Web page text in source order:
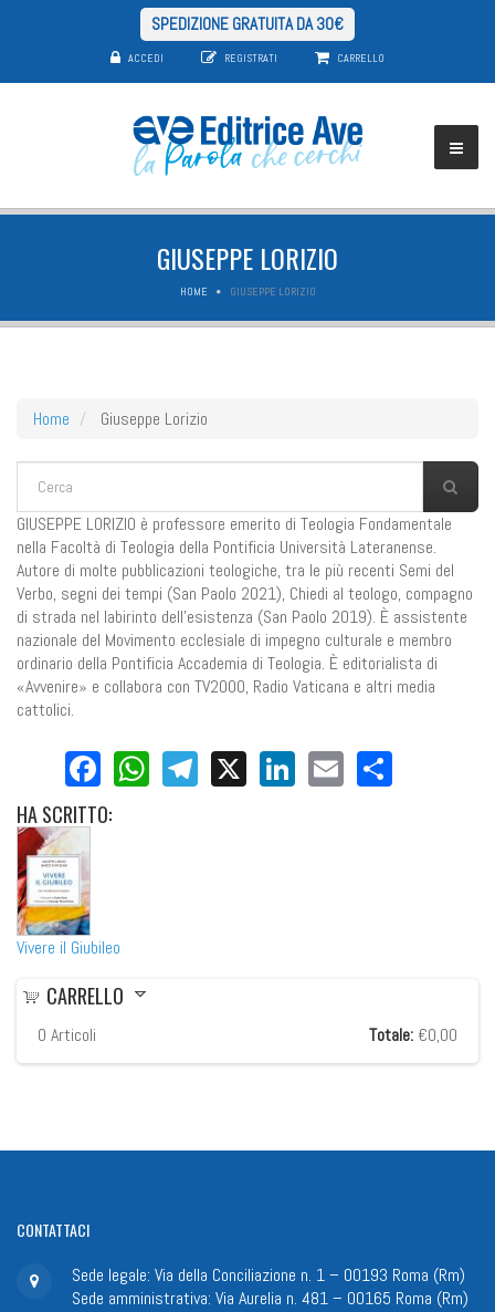
SPEDIZIONE GRATUITA DA 30€
ACCEDI REGISTRATI CARRELLO
GIUSEPPE LORIZIO
HOME GIUSEPPE LORIZIO
Home Giuseppe Lorizio
FORM DI RICERCA
GIUSEPPE LORIZIO è professore emerito di Teologia Fondamentale
nella Facoltà di Teologia della Pontificia Università Lateranense.
Autore di molte pubblicazioni teologiche, tra le più recenti Semi del
Verbo, segni dei tempi (San Paolo 2021), Chiedi al teologo, compagno
di strada nel labirinto dell’esistenza (San Paolo 2019). È assistente
nazionale del Movimento ecclesiale di impegno culturale e membro
ordinario della Pontificia Accademia di Teologia. È editorialista di
«Avvenire» e collabora con TV2000, Radio Vaticana e altri media
cattolici.
Facebook
WhatsApp
Telegram
X LinkedIn
Email
HASCRITTO:
Vivere il Giubileo
CARRELLO
0 Articoli Totale: €0,00
CONTATTACI
Sede legale: Via della Conciliazione n. 1 – 00193 Roma (Rm)
Sede amministrativa: Via Aurelia n. 481 – 00165 Roma (Rm)